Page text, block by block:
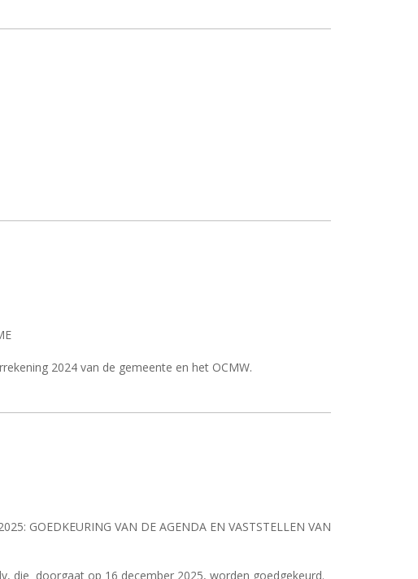
2024 van de gemeente en het OCMW.
GOEDKEURING VAN DE AGENDA EN VASTSTELLEN VAN
die doorgaat op 16 december 2025, worden goedgekeurd.